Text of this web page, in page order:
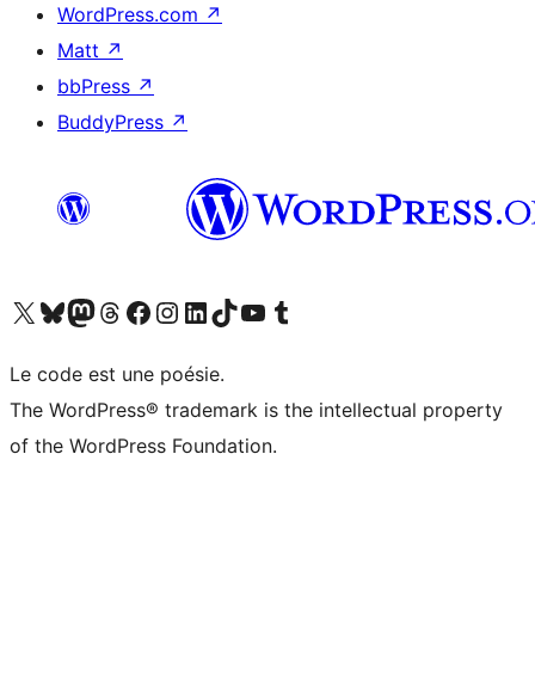
WordPress.com ↗
Matt ↗
bbPress ↗
BuddyPress ↗
Visitez notre compte X (précédemment Twitter)
Visiter notre compte Bluesky
Visiter notre compte Mastodon
Visiter notre compte Threads
Consulter notre compte Facebook
Consulter notre compte Instagram
Consulter notre compte LinkedIn
Visiter notre compte TokTok
Visiter notre chaîne YouTube
Visiter notre compte Tumblr
Le code est une poésie.
The WordPress® trademark is the intellectual property
of the WordPress Foundation.